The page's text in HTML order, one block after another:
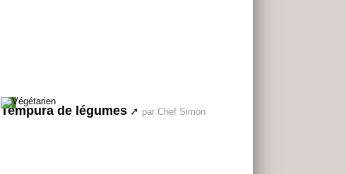
Tempura de légumes par Chef Simon